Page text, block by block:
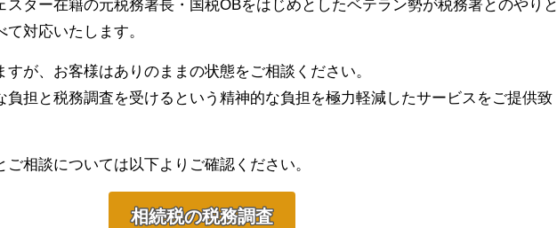
スター在籍の元税務署長・国税OBをはじめとしたベテラン勢が税務署とのやりと
対応いたします。
が、お客様はありのままの状態をご相談ください。
負担と税務調査を受けるという精神的な負担を極力軽減したサービスをご提供致
ご相談については以下よりご確認ください。
相続税の税務調査